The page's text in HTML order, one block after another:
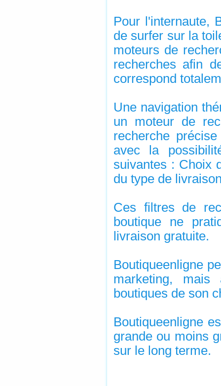
Pour l'internaute,
de surfer sur la
moteurs de
recherches afin
correspond
Une navigation
un moteur de
recherche
avec la
suivantes : Choix
du type de
Ces filtres de
boutique ne
livraison gratuite.
Boutiqueenligne
marketing,
boutiques de son
Boutiqueenligne
grande ou moins
sur le long terme.